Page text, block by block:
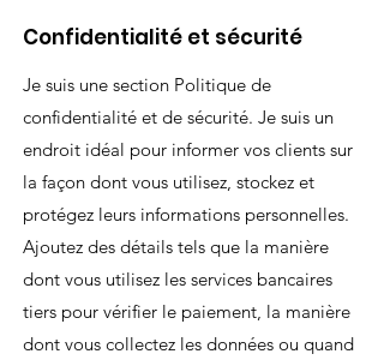
Confidentialité et sécurité
Je suis une section Politique de
confidentialité et de sécurité. Je suis un
endroit idéal pour informer vos clients sur
la façon dont vous utilisez, stockez et
protégez leurs informations personnelles.
Ajoutez des détails tels que la manière
dont vous utilisez les services bancaires
tiers pour vérifier le paiement, la manière
dont vous collectez les données ou quand